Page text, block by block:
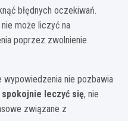
błędnych oczekiwań.
może liczyć na
poprzez zwolnienie
nie pozbawia
spokojnie leczyć się, nie
związane z